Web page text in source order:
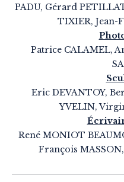
PADU, Gérard
TIXIER, Jean-
Patrice CALAMEL,
Eric DEVANTOY,
YVELIN,
René MONIOT
François